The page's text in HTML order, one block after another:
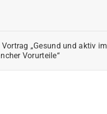
„Gesund und aktiv im
Vorurteile“